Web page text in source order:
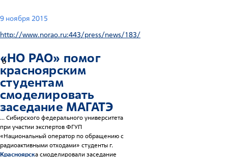
9 ноября 2015
http://www.norao.ru:443/press/news/183/
6
«НО РАО» помог
красноярским
студентам
смоделировать
заседание МАГАТЭ
... Сибирского федерального университета
при участии экспертов ФГУП
«Национальный оператор по обращению с
радиоактивными отходами» студенты г.
Красноярска смоделировали заседание